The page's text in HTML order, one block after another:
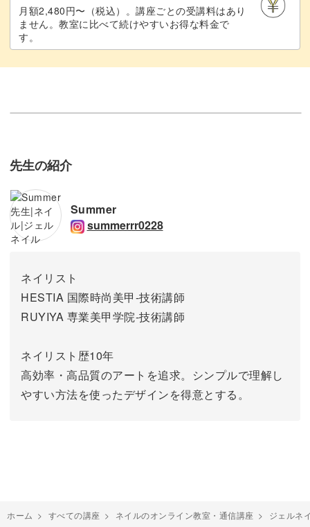
月額2,480円〜（税込）。講座ごとの受講料はあり
ません。教室に比べて続けやすいお得な料金で
す。
先生の紹介
Summer
summerrr0228
ネイリスト
HESTIA 国際時尚美甲-技術講師
RUYIYA 専業美甲学院-技術講師
ネイリスト歴10年
高効率・高品質のアートを追求。シンプルで理解し
やすい方法を使ったデザインを得意とする。
ホーム > すべての講座 > ネイルのオンライン教室・通信講座 > ジェルネ